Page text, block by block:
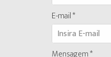
E-mail *
Mensagem *